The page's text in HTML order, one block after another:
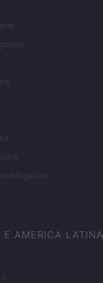
E AMERICA LATINA